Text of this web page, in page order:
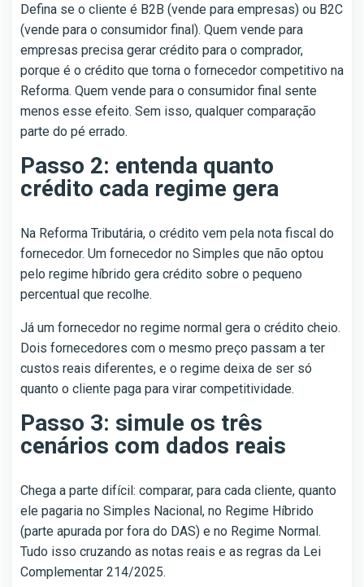
Defina se o cliente é B2B (vende para empresas) ou B2C
(vende para o consumidor final). Quem vende para
empresas precisa gerar crédito para o comprador,
porque é o crédito que torna o fornecedor competitivo na
Reforma. Quem vende para o consumidor final sente
menos esse efeito. Sem isso, qualquer comparação
parte do pé errado.
Passo 2: entenda quanto
crédito cada regime gera
Na Reforma Tributária, o crédito vem pela nota fiscal do
fornecedor. Um fornecedor no Simples que não optou
pelo regime híbrido gera crédito sobre o pequeno
percentual que recolhe.
Já um fornecedor no regime normal gera o crédito cheio.
Dois fornecedores com o mesmo preço passam a ter
custos reais diferentes, e o regime deixa de ser só
quanto o cliente paga para virar competitividade.
Passo 3: simule os três
cenários com dados reais
Chega a parte difícil: comparar, para cada cliente, quanto
ele pagaria no Simples Nacional, no Regime Híbrido
(parte apurada por fora do DAS) e no Regime Normal.
Tudo isso cruzando as notas reais e as regras da Lei
Complementar 214/2025.